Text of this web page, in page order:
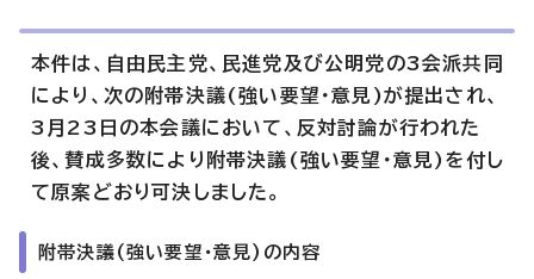
本件は、自由民主党、民進党及び公明党の3会派共同
により、次の附帯決議(強い要望・意見)が提出され、
3月23日の本会議において、反対討論が行われた
後、賛成多数により附帯決議(強い要望・意見)を付し
て原案どおり可決しました。
附帯決議(強い要望・意見)の内容